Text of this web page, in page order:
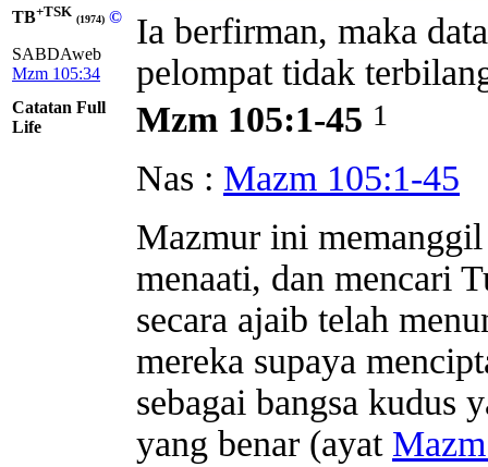
TB+TSK (1974) ©
SABDAweb
Mzm 105:34
Ia berfirman, maka
pelompat tidak
Catatan Full
Life
Mzm 105:1-45 1
Nas : Mazm 105:1-45
Mazmur ini
menaati, dan mencari
secara ajaib telah
mereka supaya
sebagai bangsa kudus
yang benar (ayat